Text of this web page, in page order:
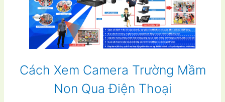
Cách Xem Camera Trường Mầm
Non Qua Điện Thoại